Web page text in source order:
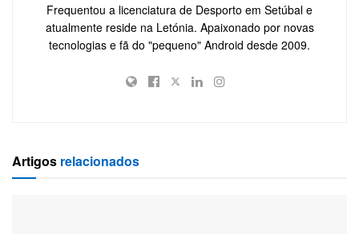
Frequentou a licenciatura de Desporto em Setúbal e
atualmente reside na Letónia. Apaixonado por novas
tecnologias e fã do "pequeno" Android desde 2009.
Artigos relacionados